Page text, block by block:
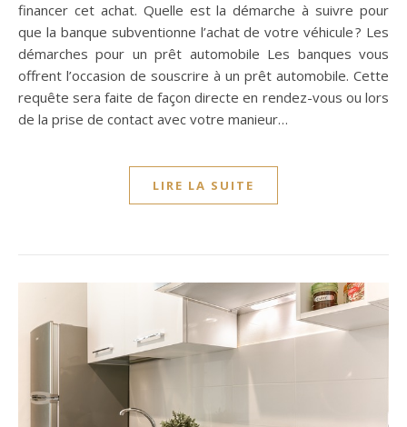
financer cet achat. Quelle est la démarche à suivre pour
que la banque subventionne l’achat de votre véhicule ? Les
démarches pour un prêt automobile Les banques vous
offrent l’occasion de souscrire à un prêt automobile. Cette
requête sera faite de façon directe en rendez-vous ou lors
de la prise de contact avec votre manieur…
LIRE LA SUITE